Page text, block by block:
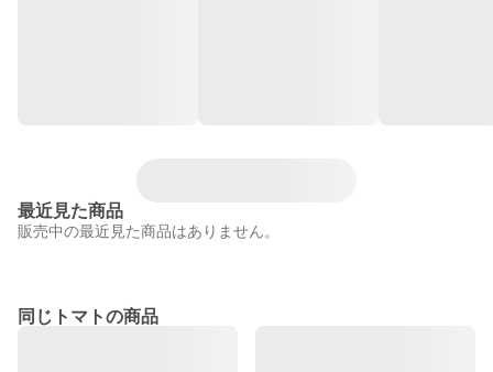
最近見た商品
販売中の最近見た商品はありません。
同じトマトの商品